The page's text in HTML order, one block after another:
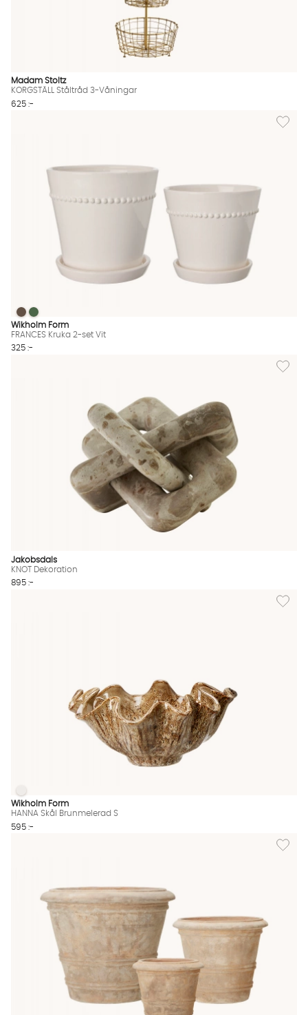
Madam Stoltz
KORGSTÄLL Ståltråd 3-Våningar
625 :-
Lägg
FRANCES Kruka 2-set Vit Finns även i dessa färger:
FRANCES Kruka 2-set Vit
FRANCES Kruka 2-set Vit
Wikholm Form
FRANCES Kruka 2-set Vit
325 :-
Lägg
Jakobsdals
KNOT Dekoration
895 :-
Lägg
HANNA Skål Brunmelerad S Finns även i dessa färger:
HANNA Skål Brunmelerad S
Wikholm Form
HANNA Skål Brunmelerad S
595 :-
Lägg